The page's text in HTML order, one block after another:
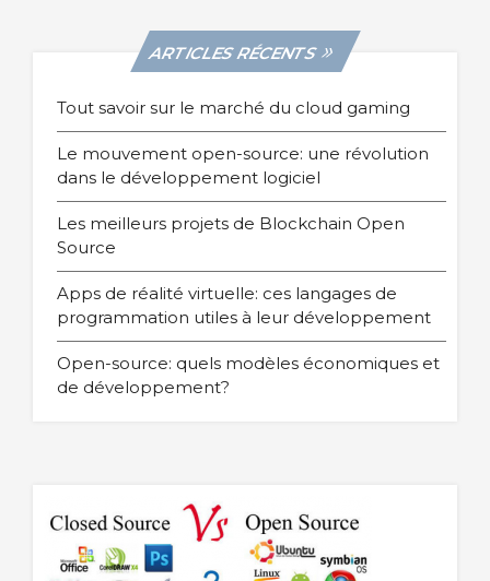
ARTICLES RÉCENTS
Tout savoir sur le marché du cloud gaming
Le mouvement open-source: une révolution
dans le développement logiciel
Les meilleurs projets de Blockchain Open
Source
Apps de réalité virtuelle: ces langages de
programmation utiles à leur développement
Open-source: quels modèles économiques et
de développement?